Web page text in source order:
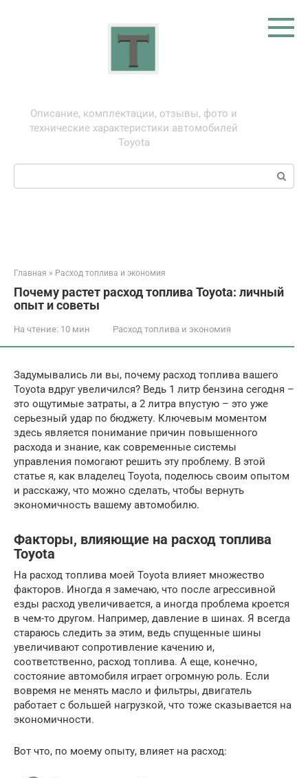
Описание, комплектации, отзывы, фото и
технические характеристики автомобилей
Toyota
Поиск:
Главная » Расход топлива и экономия
Почему растет расход топлива Toyota: личный
опыт и советы
На чтение: 10 мин Расход топлива и экономия
Задумывались ли вы, почему расход топлива вашего
Toyota вдруг увеличился? Ведь 1 литр бензина сегодня –
это ощутимые затраты, а 2 литра впустую – это уже
серьезный удар по бюджету. Ключевым моментом
здесь является понимание причин повышенного
расхода и знание, как современные системы
управления помогают решить эту проблему. В этой
статье я, как владелец Toyota, поделюсь своим опытом
и расскажу, что можно сделать, чтобы вернуть
экономичность вашему автомобилю.
Факторы, влияющие на расход топлива
Toyota
На расход топлива моей Toyota влияет множество
факторов. Иногда я замечаю, что после агрессивной
езды расход увеличивается, а иногда проблема кроется
в чем-то другом. Например, давление в шинах. Я всегда
стараюсь следить за этим, ведь спущенные шины
увеличивают сопротивление качению и,
соответственно, расход топлива. А еще, конечно,
состояние автомобиля играет огромную роль. Если
вовремя не менять масло и фильтры, двигатель
работает с большей нагрузкой, что тоже сказывается на
экономичности.
Вот что, по моему опыту, влияет на расход: